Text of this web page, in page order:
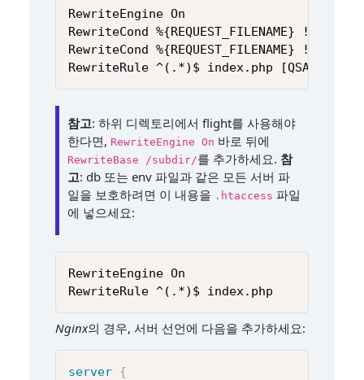
RewriteEngine On
RewriteCond %{REQUEST_FILENAME} !-f
RewriteCond %{REQUEST_FILENAME} !-d
RewriteRule ^(.*)$ index.php [QSA,L]
참고: 하위 디렉토리에서 flight를 사용해야
한다면, RewriteEngine On 바로 뒤에
RewriteBase /subdir/를 추가하세요. 참
고: db 또는 env 파일과 같은 모든 서버 파
일을 보호하려면 이 내용을 .htaccess 파일
에 넣으세요:
RewriteEngine On
RewriteRule ^(.*)$ index.php
Nginx의 경우, 서버 선언에 다음을 추가하세요:
server {